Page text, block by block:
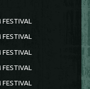
FESTIVAL
FESTIVAL
FESTIVAL
FESTIVAL
FESTIVAL